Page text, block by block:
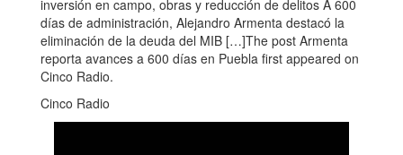
inversión en campo, obras y reducción de delitos A 600
días de administración, Alejandro Armenta destacó la
eliminación de la deuda del MIB […]The post Armenta
reporta avances a 600 días en Puebla first appeared on
Cinco Radio.
Cinco Radio